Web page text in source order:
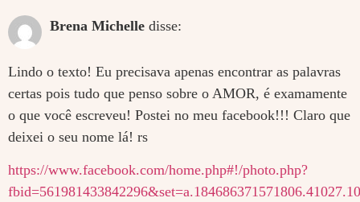
Brena Michelle disse:
Lindo o texto! Eu precisava apenas encontrar as palavras
certas pois tudo que penso sobre o AMOR, é examamente
o que você escreveu! Postei no meu facebook!!! Claro que
deixei o seu nome lá! rs
https://www.facebook.com/home.php#!/photo.php?